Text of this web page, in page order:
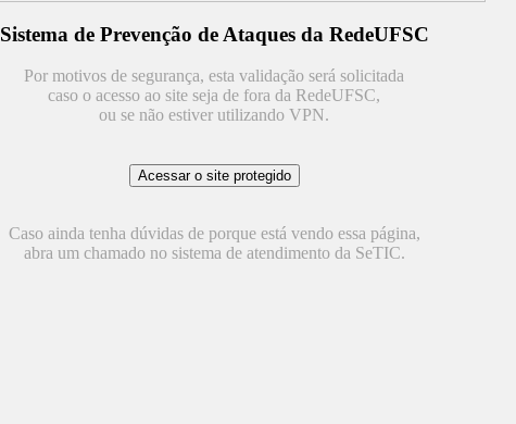
Sistema de Prevenção de Ataques da RedeUFSC
Por motivos de segurança, esta validação será solicitada
caso o acesso ao site seja de fora da RedeUFSC,
ou se não estiver utilizando VPN.
Caso ainda tenha dúvidas de porque está vendo essa página,
abra um chamado no sistema de atendimento da SeTIC.